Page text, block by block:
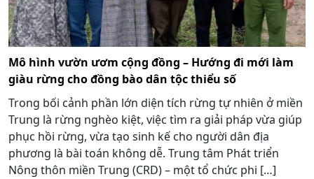
Mô hình vườn ươm cộng đồng – Hướng đi mới làm
giàu rừng cho đồng bào dân tộc thiểu số
Trong bối cảnh phần lớn diện tích rừng tự nhiên ở miền
Trung là rừng nghèo kiệt, việc tìm ra giải pháp vừa giúp
phục hồi rừng, vừa tạo sinh kế cho người dân địa
phương là bài toán không dễ. Trung tâm Phát triển
Nông thôn miền Trung (CRD) – một tổ chức phi […]